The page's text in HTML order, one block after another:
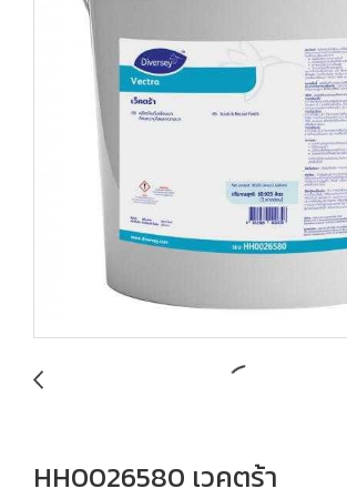
HH0026580 เวคตร้า